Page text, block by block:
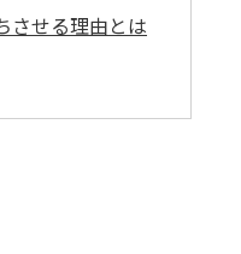
させる理由とは